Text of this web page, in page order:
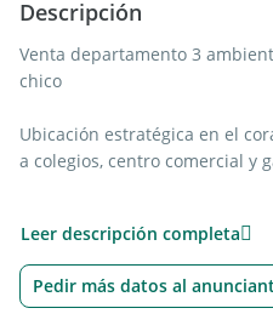
Descripción
Venta departamento 3
chico
Ubicación estratégica en el
a colegios, centro comercial y
cuidadosamente diseñado
funcionalidad. Calefacción por
detalles de categoría reflejan
Leer descripción completa
Pedir más datos al